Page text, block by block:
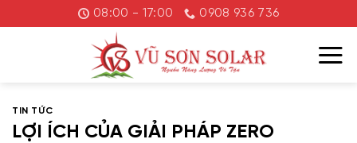
đến
08:00 - 17:00 0908 936 736
TIN TỨC
LỢI ÍCH CỦA GIẢI PHÁP ZERO